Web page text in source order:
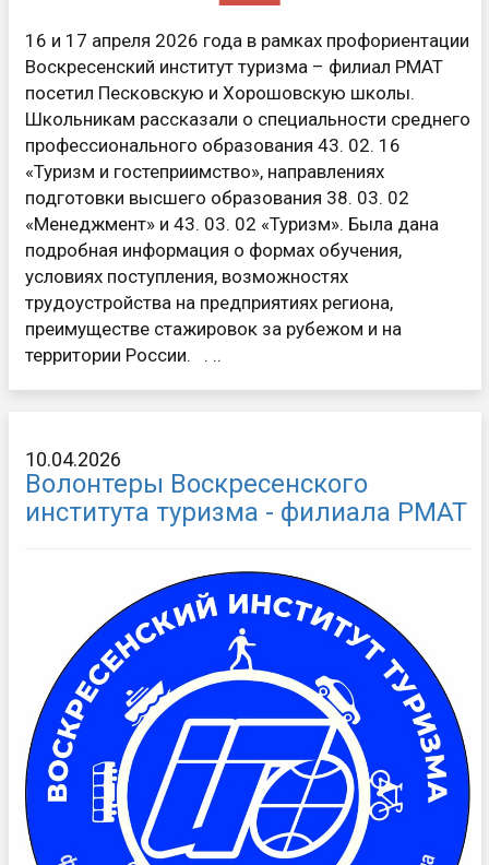
16 и 17 апреля 2026 года в рамках профориентации
Воскресенский институт туризма – филиал РМАТ
посетил Песковскую и Хорошовскую школы.
Школьникам рассказали о специальности среднего
профессионального образования 43. 02. 16
«Туризм и гостеприимство», направлениях
подготовки высшего образования 38. 03. 02
«Менеджмент» и 43. 03. 02 «Туризм». Была дана
подробная информация о формах обучения,
условиях поступления, возможностях
трудоустройства на предприятиях региона,
преимуществе стажировок за рубежом и на
территории России. . ..
10.04.2026
Волонтеры Воскресенского
института туризма - филиала РМАТ